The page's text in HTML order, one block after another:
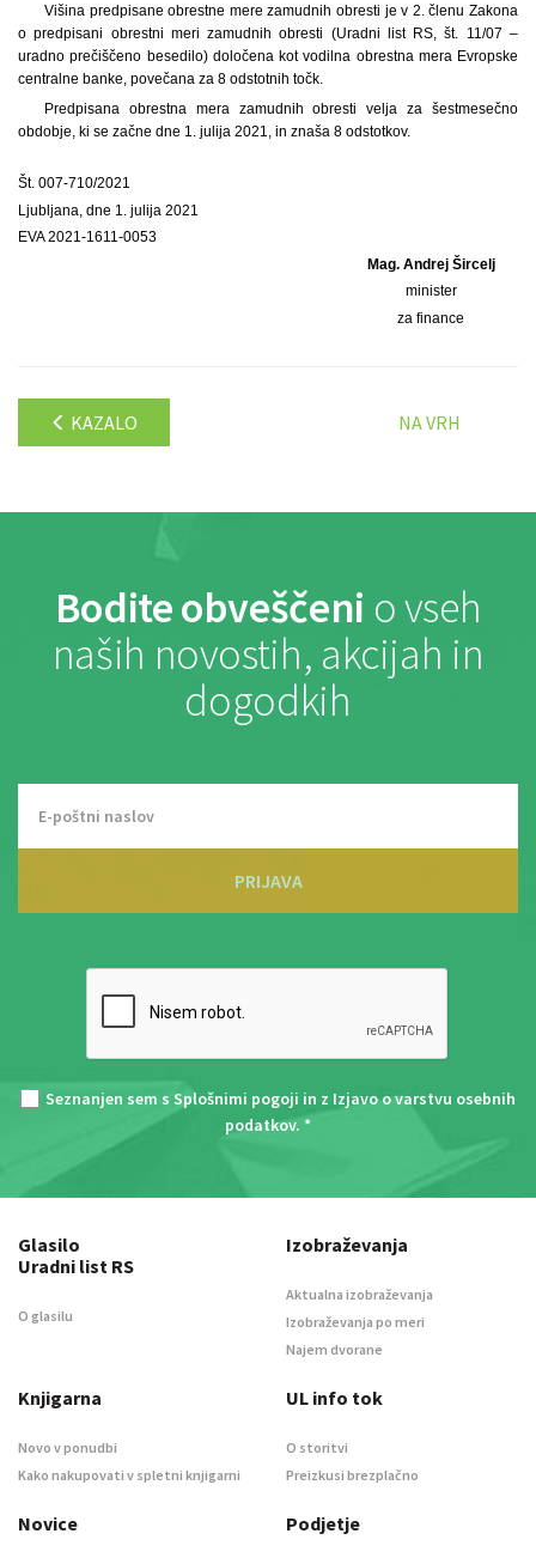
Višina predpisane obrestne mere zamudnih obresti je v 2. členu Zakona
o predpisani obrestni meri zamudnih obresti (Uradni list RS, št. 11/07 –
uradno prečiščeno besedilo) določena kot vodilna obrestna mera Evropske
centralne banke, povečana za 8 odstotnih točk.
Predpisana obrestna mera zamudnih obresti velja za šestmesečno
obdobje, ki se začne dne 1. julija 2021, in znaša 8 odstotkov.
Št. 007-710/2021
Ljubljana, dne 1. julija 2021
EVA 2021-1611-0053
Mag. Andrej Šircelj
minister
za finance
KAZALO NA VRH
Bodite obveščeni o vseh
naših novostih, akcijah in
dogodkih
PRIJAVA
Seznanjen sem s Splošnimi pogoji in z Izjavo o varstvu osebnih
podatkov. *
Glasilo
Uradni list RS
O glasilu
Izobraževanja
Aktualna izobraževanja
Izobraževanja po meri
Najem dvorane
Knjigarna
Novo v ponudbi
Kako nakupovati v spletni knjigarni
UL info tok
O storitvi
Preizkusi brezplačno
Novice Podjetje